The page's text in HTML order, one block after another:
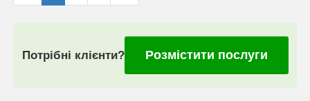
Потрібні клієнти? Розмістити послуги